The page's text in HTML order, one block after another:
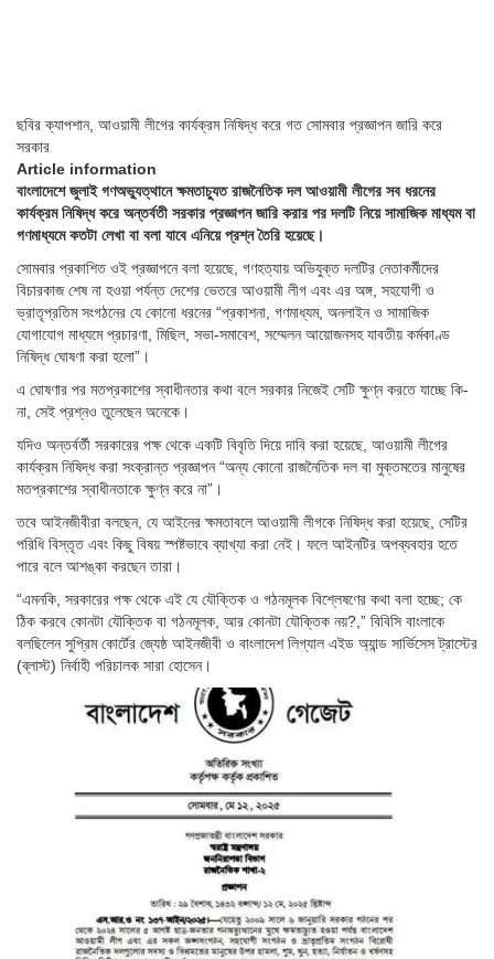
ছবির ক্যাপশান, আওয়ামী লীগের কার্যক্রম নিষিদ্ধ করে গত সোমবার প্রজ্ঞাপন জারি করে
সরকার
Article information
বাংলাদেশে জুলাই গণঅভ্যুত্থানে ক্ষমতাচ্যুত রাজনৈতিক দল আওয়ামী লীগের সব ধরনের
কার্যক্রম নিষিদ্ধ করে অন্তর্বতী সরকার প্রজ্ঞাপন জারি করার পর দলটি নিয়ে সামাজিক মাধ্যম বা
গণমাধ্যমে কতটা লেখা বা বলা যাবে এনিয়ে প্রশ্ন তৈরি হয়েছে।
সোমবার প্রকাশিত ওই প্রজ্ঞাপনে বলা হয়েছে, গণহত্যায় অভিযুক্ত দলটির নেতাকর্মীদের
বিচারকাজ শেষ না হওয়া পর্যন্ত দেশের ভেতরে আওয়ামী লীগ এবং এর অঙ্গ, সহযোগী ও
ভ্রাতৃপ্রতিম সংগঠনের যে কোনো ধরনের “প্রকাশনা, গণমাধ্যম, অনলাইন ও সামাজিক
যোগাযোগ মাধ্যমে প্রচারণা, মিছিল, সভা-সমাবেশ, সম্মেলন আয়োজনসহ যাবতীয় কর্মকাণ্ড
নিষিদ্ধ ঘোষণা করা হলো”।
এ ঘোষণার পর মতপ্রকাশের স্বাধীনতার কথা বলে সরকার নিজেই সেটি ক্ষুণ্ন করতে যাচ্ছে কি-
না, সেই প্রশ্নও তুলেছেন অনেকে।
যদিও অন্তর্বর্তী সরকারের পক্ষ থেকে একটি বিবৃতি দিয়ে দাবি করা হয়েছে, আওয়ামী লীগের
কার্যক্রম নিষিদ্ধ করা সংক্রান্ত প্রজ্ঞাপন “অন্য কোনো রাজনৈতিক দল বা মুক্তমতের মানুষের
মতপ্রকাশের স্বাধীনতাকে ক্ষুণ্ন করে না”।
তবে আইনজীবীরা বলছেন, যে আইনের ক্ষমতাবলে আওয়ামী লীগকে নিষিদ্ধ করা হয়েছে, সেটির
পরিধি বিস্তৃত এবং কিছু বিষয় স্পষ্টভাবে ব্যাখ্যা করা নেই। ফলে আইনটির অপব্যবহার হতে
পারে বলে আশঙ্কা করছেন তারা।
“এমনকি, সরকারের পক্ষ থেকে এই যে যৌক্তিক ও গঠনমূলক বিশ্লেষণের কথা বলা হচ্ছে; কে
ঠিক করবে কোনটা যৌক্তিক বা গঠনমূলক, আর কোনটা যৌক্তিক নয়?,” বিবিসি বাংলাকে
বলছিলেন সুপ্রিম কোর্টের জ্যেষ্ঠ আইনজীবী ও বাংলাদেশ লিগ্যাল এইড অ্যান্ড সার্ভিসেস ট্রাস্টের
(ব্লাস্ট) নির্বাহী পরিচালক সারা হোসেন।